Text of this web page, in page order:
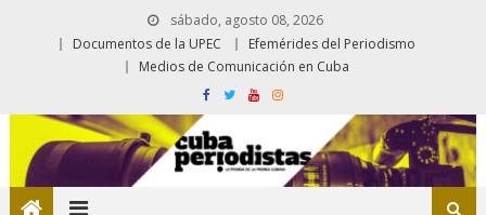
sábado, agosto 08, 2026
Documentos de la UPEC
Efemérides del Periodismo
Medios de Comunicación en Cuba